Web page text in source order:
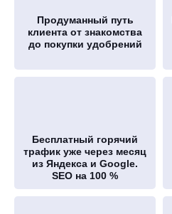
Продуманный путь
клиента от знакомства
до покупки удобрений
Бесплатный горячий
трафик уже через месяц
из Яндекса и Google.
SEO на 100 %